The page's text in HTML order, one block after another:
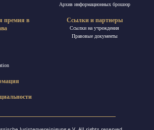
Архив информационных брошюр
премия в
Ссылки и партнеры
Ссылки на учреждения
Правовые документы